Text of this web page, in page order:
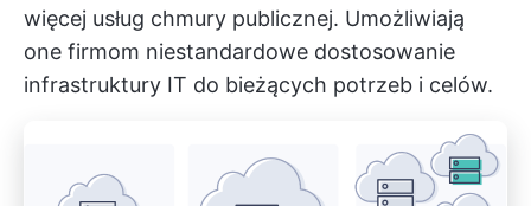
więcej usług chmury publicznej. Umożliwiają
one firmom niestandardowe dostosowanie
infrastruktury IT do bieżących potrzeb i celów.